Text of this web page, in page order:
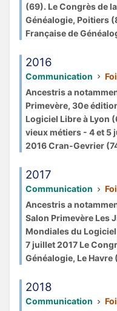
(69). Le Congrès de
Généalogie, Poitiers
Française de
2016
Communication
Ancestris a
Primevère, 30e
Logiciel Libre à Lyon
vieux métiers - 4 et 5
2016 Cran-Gevrier
2017
Communication
Ancestris a
Salon Primevère Les
Mondiales du
7 juillet 2017 Le
Généalogie, Le Havre
2018
Communication